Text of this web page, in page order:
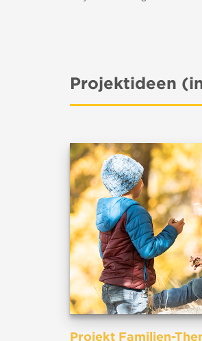
Projektideen
Projekt Familien-